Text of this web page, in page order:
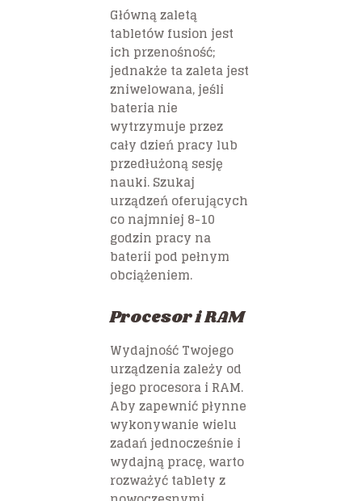
Główną zaletą
tabletów fusion jest
ich przenośność;
jednakże ta zaleta jest
zniwelowana, jeśli
bateria nie
wytrzymuje przez
cały dzień pracy lub
przedłużoną sesję
nauki. Szukaj
urządzeń oferujących
co najmniej 8-10
godzin pracy na
baterii pod pełnym
obciążeniem.
Procesor i RAM
Wydajność Twojego
urządzenia zależy od
jego procesora i RAM.
Aby zapewnić płynne
wykonywanie wielu
zadań jednocześnie i
wydajną pracę, warto
rozważyć tablety z